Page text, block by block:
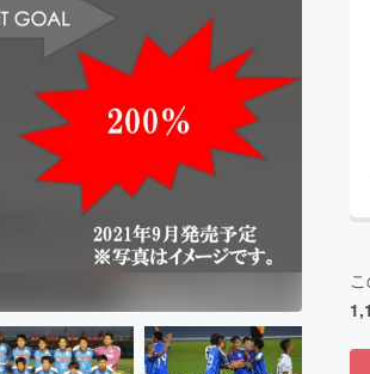
CAMPFIRE for Social Good
CAMPFIRE Creation
CAMPFIREふるさと納税
machi-ya